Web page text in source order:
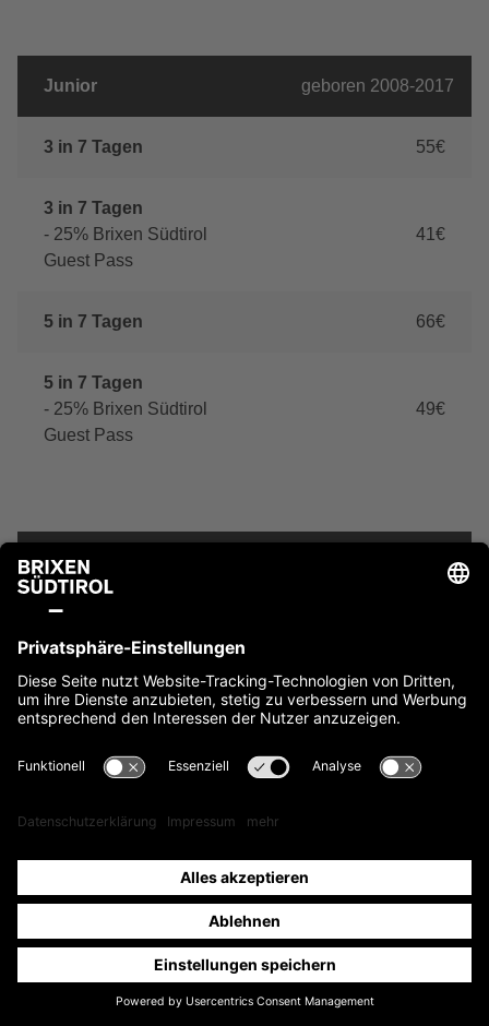
Unterkünfte Tickets
Junior geboren 2008-2017
3 in 7 Tagen 55€
3 in 7 Tagen
- 25% Brixen Südtirol
Guest Pass
41€
5 in 7 Tagen 66€
5 in 7 Tagen
- 25% Brixen Südtirol
Guest Pass
49€
Family*
3 in 7 Tagen
- 25% Brixen Südtirol
160€*
5 in 7 Tagen
- 25% Brixen Südtirol